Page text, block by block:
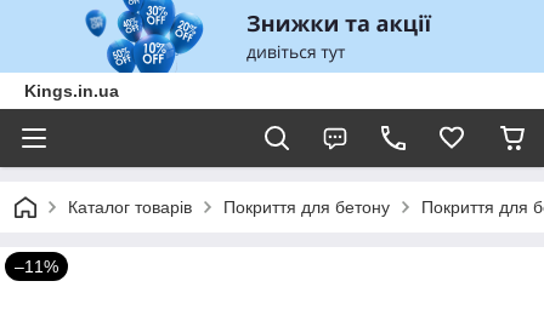
Kings.in.ua
Каталог товарів Покриття для бетону Покриття для
–11%